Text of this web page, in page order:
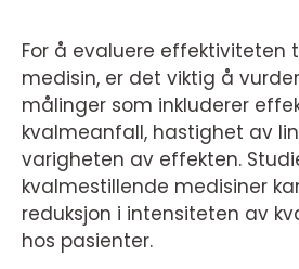
For å evaluere effektiviteten
medisin, er det viktig å
målinger som inkluderer
kvalmeanfall, hastighet av
varigheten av effekten.
kvalmestillende medisiner
reduksjon i intensiteten av
hos pasienter.